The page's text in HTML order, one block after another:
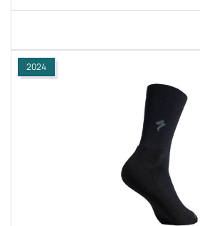
2024